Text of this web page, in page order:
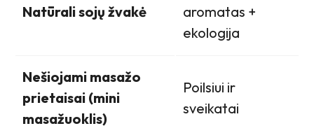
Natūrali sojų žvakė
aromatas +
ekologija
Nešiojami masažo
prietaisai (mini
masažuoklis)
Poilsiui ir
sveikatai